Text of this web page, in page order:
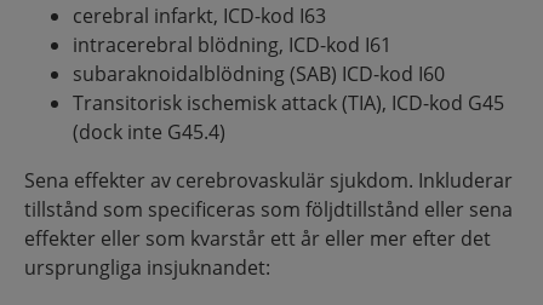
cerebral infarkt, ICD-kod I63
intracerebral blödning, ICD-kod I61
subaraknoidalblödning (SAB) ICD-kod I60
Transitorisk ischemisk attack (TIA), ICD-kod G45
(dock inte G45.4)
Sena effekter av cerebrovaskulär sjukdom. Inkluderar
tillstånd som specificeras som följdtillstånd eller sena
effekter eller som kvarstår ett år eller mer efter det
ursprungliga insjuknandet: